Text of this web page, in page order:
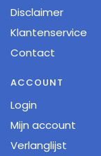
Disclaimer
Klantenservice
Contact
ACCOUNT
Login
Mijn account
Verlanglijst